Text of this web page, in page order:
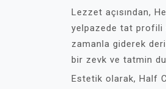
Lezzet açısından,
yelpazede tat profili
zamanla giderek
bir zevk ve tatmin
Estetik olarak, Half